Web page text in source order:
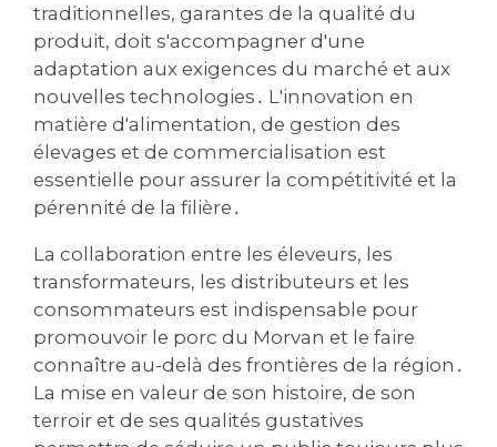
traditionnelles‚ garantes de la qualité du
produit‚ doit s'accompagner d'une
adaptation aux exigences du marché et aux
nouvelles technologies․ L'innovation en
matière d'alimentation‚ de gestion des
élevages et de commercialisation est
essentielle pour assurer la compétitivité et la
pérennité de la filière․
La collaboration entre les éleveurs‚ les
transformateurs‚ les distributeurs et les
consommateurs est indispensable pour
promouvoir le porc du Morvan et le faire
connaître au-delà des frontières de la région․
La mise en valeur de son histoire‚ de son
terroir et de ses qualités gustatives